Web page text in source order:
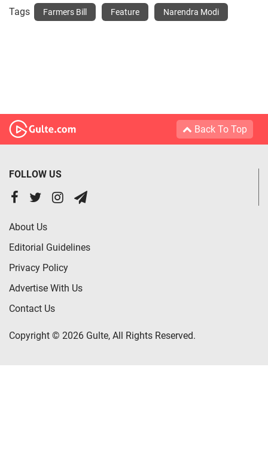
Tags Farmers Bill Feature Narendra Modi
Back To Top
FOLLOW US
About Us
Editorial Guidelines
Privacy Policy
Advertise With Us
Contact Us
Copyright © 2026 Gulte, All Rights Reserved.